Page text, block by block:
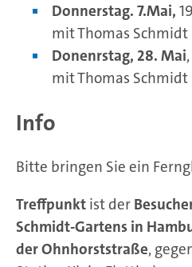
Donnerstag. 7.Mai,
mit Thomas Schmidt
Donenrstag, 28. Mai
mit Thomas Schmidt
Info
Bitte bringen Sie ein
Treffpunkt ist der
Schmidt-Gartens in
der Ohnhorststraße,